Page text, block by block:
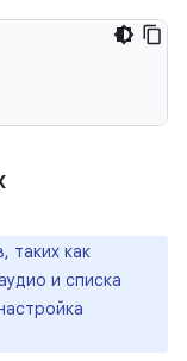
таких как
и списка